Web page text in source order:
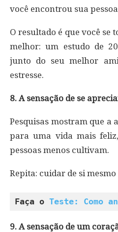
você encontrou sua
O resultado é que você se
melhor: um estudo de
junto do seu melhor
estresse.
8. A sensação de se
Pesquisas mostram que a
para uma vida mais
pessoas menos cultivam.
Repita: cuidar de si mesmo
Faça o Teste: Como
9. A sensação de um